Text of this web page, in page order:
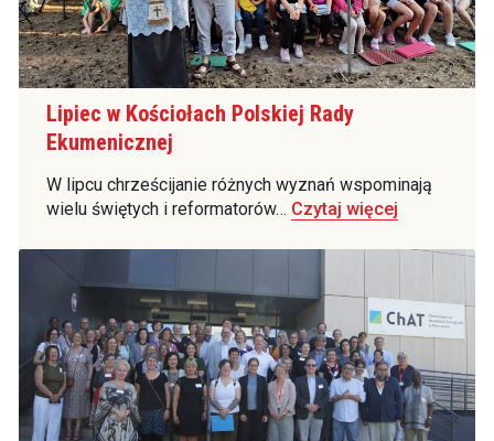
Lipiec w Kościołach Polskiej Rady
Ekumenicznej
W lipcu chrześcijanie różnych wyznań wspominają
wielu świętych i reformatorów… Czytaj więcej